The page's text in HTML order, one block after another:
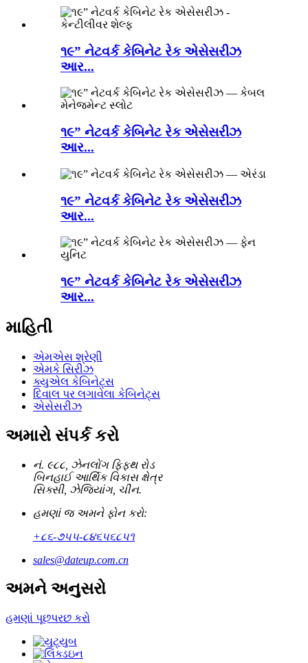
૧૯” નેટવર્ક કેબિનેટ રેક એસેસરીઝ
આર...
૧૯” નેટવર્ક કેબિનેટ રેક એસેસરીઝ
આર...
૧૯” નેટવર્ક કેબિનેટ રેક એસેસરીઝ
આર...
૧૯” નેટવર્ક કેબિનેટ રેક એસેસરીઝ
આર...
માહિતી
એમએસ શ્રેણી
એમકે સિરીઝ
ક્યુએલ કેબિનેટ્સ
દિવાલ પર લગાવેલા કેબિનેટ્સ
એસેસરીઝ
અમારો સંપર્ક કરો
નં. ૯૮૮, ઝેનલોંગ ફિફ્થ રોડ
બિનહાઈ આર્થિક વિકાસ ક્ષેત્ર
સિક્સી, ઝેજિયાંગ, ચીન.
હમણાં જ અમને ફોન કરો:
+૮૬-૭૫૫-૮૪૬૫૬૮૫૧
sales@dateup.com.cn
અમને અનુસરો
હમણાં પૂછપરછ કરો